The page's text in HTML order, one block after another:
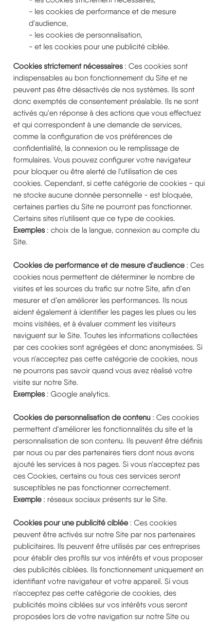
- les cookies de performance et de mesure
d'audience,
- les cookies de personnalisation,
- et les cookies pour une publicité ciblée.
Cookies strictement nécessaires: Ces cookies sont
indispensables au bon fonctionnement du Site et ne
peuvent pas être désactivés de nos systèmes. Ils sont
donc exemptés de consentement préalable. Ils ne sont
activés qu'en réponse à des actions que vous effectuez
et qui correspondent à une demande de services,
comme la configuration de vos préférences de
confidentialité, la connexion ou le remplissage de
formulaires. Vous pouvez configurer votre navigateur
pour bloquer ou être alerté de l'utilisation de ces
cookies. Cependant, si cette catégorie de cookies - qui
ne stocke aucune donnée personnelle - est bloquée,
certaines parties du Site ne pourront pas fonctionner.
Certains sites n'utilisent que ce type de cookies.
Exemples: choix de la langue, connexion au compte du
Site.
Cookies de performance et de mesure d'audience: Ces
cookies nous permettent de déterminer le nombre de
visites et les sources du trafic sur notre Site, afin d'en
mesurer et d’en améliorer les performances. Ils nous
aident également à identifier les pages les plues ou les
moins visitées, et à évaluer comment les visiteurs
naviguent sur le Site. Toutes les informations collectées
par ces cookies sont agrégées et donc anonymisées. Si
vous n'acceptez pas cette catégorie de cookies, nous
ne pourrons pas savoir quand vous avez réalisé votre
visite sur notre Site.
Exemples: Google analytics.
Cookies de personnalisation de contenu : Ces cookies
permettent d'améliorer les fonctionnalités du site et la
personnalisation de son contenu. Ils peuvent être définis
par nous ou par des partenaires tiers dont nous avons
ajouté les services à nos pages. Si vous n'acceptez pas
ces Cookies, certains ou tous ces services seront
susceptibles ne pas fonctionner correctement.
Exemple: réseaux sociaux présents sur le Site.
Cookies pour une publicité ciblée: Ces cookies
peuvent être activés sur notre Site par nos partenaires
publicitaires. Ils peuvent être utilisés par ces entreprises
pour établir des profils sur vos intérêts et vous proposer
des publicités ciblées. Ils fonctionnement uniquement en
identifiant votre navigateur et votre appareil. Si vous
n'acceptez pas cette catégorie de cookies, des
publicités moins ciblées sur vos intérêts vous seront
proposées lors de votre navigation sur notre Site ou